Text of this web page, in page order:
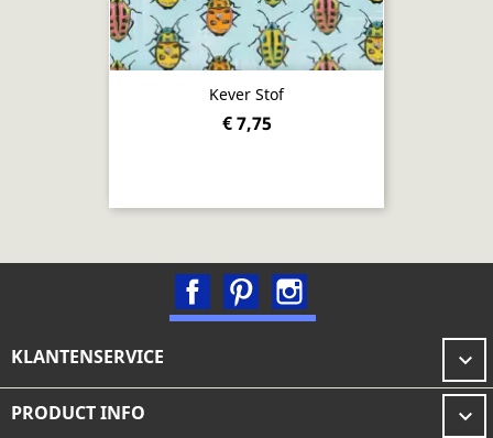
Kever Stof
€ 7,75
FacebookPinterest
KLANTENSERVICE 
PRODUCT INFO 